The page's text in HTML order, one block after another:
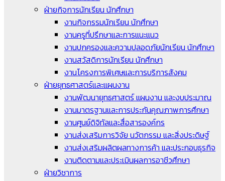
ฝ่ายกิจการนักเรียน นักศึกษา
งานกิจกรรมนักเรียน นักศึกษา
งานครูที่ปรึกษาและการแนะแนว
งานปกครองและความปลอดภัยนักเรียน นักศึกษา
งานสวัสดิการนักเรียน นักศึกษา
งานโครงการพิเศษและการบริการสังคม
ฝ่ายยุทธศาสตร์และแผนงาน
งานพัฒนายุทธศาสตร์ แผนงาน และงบประมาณ
งานมาตรฐานและการประกันคุณภาพการศึกษา
งานศูนย์ดิจิทัลและสื่อสารองค์กร
งานส่งเสริมการวิจัย นวัตกรรม และสิ่งประดิษฐ์
งานส่งเสริมผลิตผลทางการค้า และประกอบธุรกิจ
งานติดตามและประเมินผลการอาชีวศึกษา
ฝ่ายวิชาการ